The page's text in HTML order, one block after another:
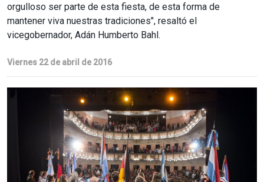
orgulloso ser parte de esta fiesta, de esta forma de
mantener viva nuestras tradiciones", resaltó el
vicegobernador, Adán Humberto Bahl.
Viernes 22 de abril de 2016